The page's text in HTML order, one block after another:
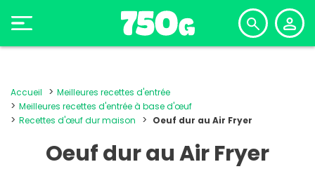
Accueil
Meilleures recettes d'entrée
Meilleures recettes d'entrée à base d'œuf
Recettes d'œuf dur maison
Oeuf dur au Air Fryer
Oeuf dur au Air Fryer